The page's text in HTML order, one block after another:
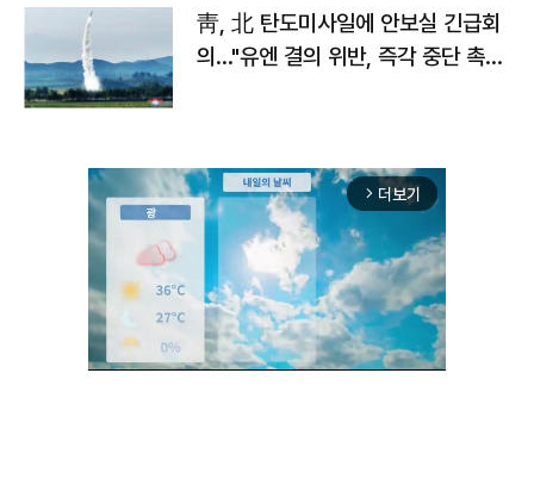
靑, 北 탄도미사일에 안보실 긴급회
의…"유엔 결의 위반, 즉각 중단 촉
arrow_forward_ios 더보기